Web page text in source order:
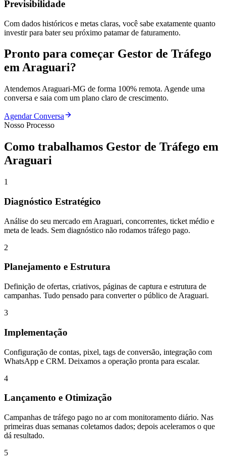
Previsibilidade
Com dados históricos e metas claras, você sabe exatamente quanto
investir para bater seu próximo patamar de faturamento.
Pronto para começar Gestor de Tráfego
emAraguari?
Atendemos Araguari-MG de forma 100% remota. Agende uma
conversa e saia com um plano claro de crescimento.
Agendar Conversa
Nosso Processo
Como trabalhamos Gestor de Tráfego em
Araguari
1
Diagnóstico Estratégico
Análise do seu mercado em Araguari, concorrentes, ticket médio e
meta de leads. Sem diagnóstico não rodamos tráfego pago.
2
Planejamento e Estrutura
Definição de ofertas, criativos, páginas de captura e estrutura de
campanhas. Tudo pensado para converter o público de Araguari.
3
Implementação
Configuração de contas, pixel, tags de conversão, integração com
WhatsApp e CRM. Deixamos a operação pronta para escalar.
4
Lançamento e Otimização
Campanhas de tráfego pago no ar com monitoramento diário. Nas
primeiras duas semanas coletamos dados; depois aceleramos o que
dá resultado.
5